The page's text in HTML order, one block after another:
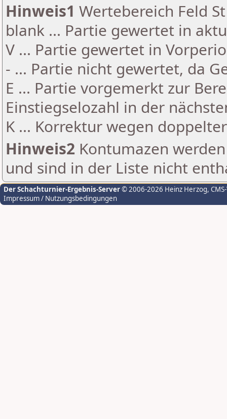
Hinweis1 Wertebereich Feld
blank ... Partie gewertet in
V ... Partie gewertet in
- ... Partie nicht gewertet, da
E ... Partie vorgemerkt zur
Einstiegselozahl in der
K ... Korrektur wegen
Hinweis2 Kontumazen
und sind in der Liste nicht
Der Schachturnier-Ergebnis-Server© 2006-2026 Heinz Herzog,
Impressum / Nutzungsbedingungen